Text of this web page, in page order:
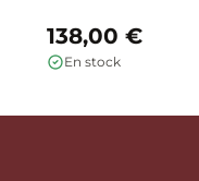
138,00 €
En stock